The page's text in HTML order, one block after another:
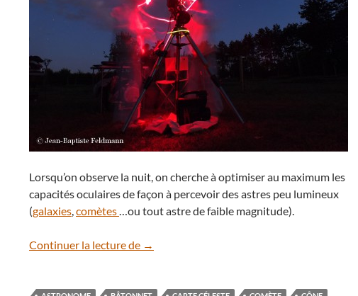
Lorsqu’on observe la nuit, on cherche à optimiser au maximum les
capacités oculaires de façon à percevoir des astres peu lumineux
(galaxies,comètes…ou tout astre de faible magnitude).
Continuer la lecture de Lumière rouge pour les astronomes
→